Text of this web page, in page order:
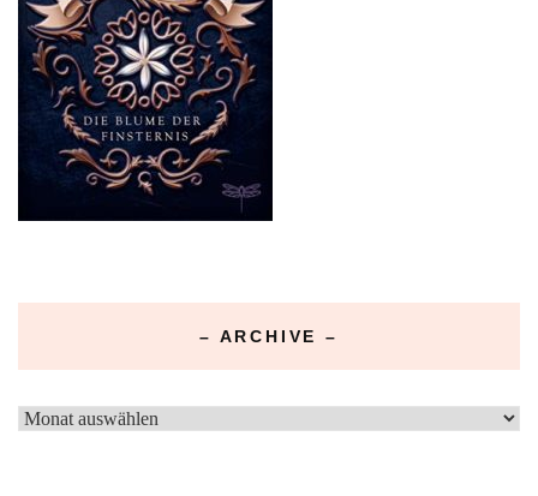
– ARCHIVE –
–